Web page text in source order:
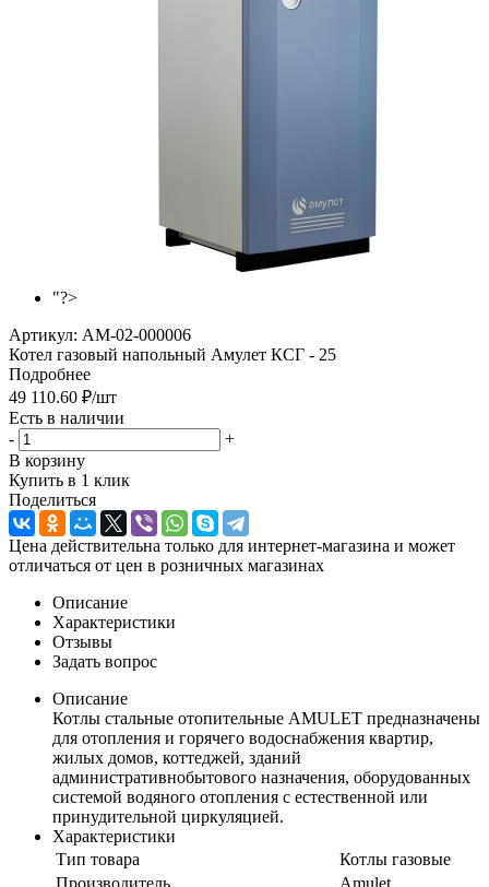
"?>
Артикул: AM-02-000006
Котел газовый напольный Амулет КСГ - 25
Подробнее
49 110.60 ₽/шт
Есть в наличии
-
+
В корзину
Купить в 1 клик
Поделиться
Цена действительна только для интернет-магазина и может
отличаться от цен в розничных магазинах
Описание
Характеристики
Отзывы
Задать вопрос
Описание
Котлы стальные отопительные AMULET предназначены
для отопления и горячего водоснабжения квартир,
жилых домов, коттеджей, зданий
административнобытового назначения, оборудованных
системой водяного отопления с естественной или
принудительной циркуляцией.
Характеристики
Тип товара
Котлы газовые
Производитель
Amulet